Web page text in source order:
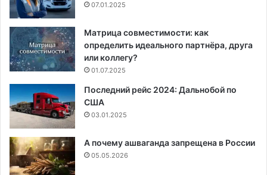
07.01.2025
Матрица совместимости: как
определить идеального партнёра, друга
или коллегу?
01.07.2025
Последний рейс 2024: Дальнобой по
США
03.01.2025
А почему ашваганда запрещена в России
05.05.2026